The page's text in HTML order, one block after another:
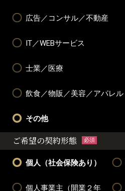
広告／コンサル／不動産
IT／WEBサービス
士業／医療
飲食／物販／美容／アパレル
その他
ご希望の契約形態 必須
個人（社会保険あり）
個人事業主（開業２年